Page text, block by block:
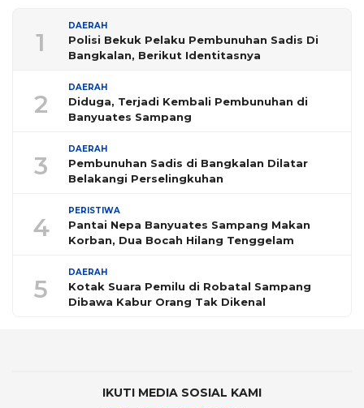
1
DAERAH
Polisi Bekuk Pelaku Pembunuhan Sadis Di
Bangkalan, Berikut Identitasnya
2
DAERAH
Diduga, Terjadi Kembali Pembunuhan di
Banyuates Sampang
3
DAERAH
Pembunuhan Sadis di Bangkalan Dilatar
Belakangi Perselingkuhan
4
PERISTIWA
Pantai Nepa Banyuates Sampang Makan
Korban, Dua Bocah Hilang Tenggelam
5
DAERAH
Kotak Suara Pemilu di Robatal Sampang
Dibawa Kabur Orang Tak Dikenal
IKUTI MEDIA SOSIAL KAMI